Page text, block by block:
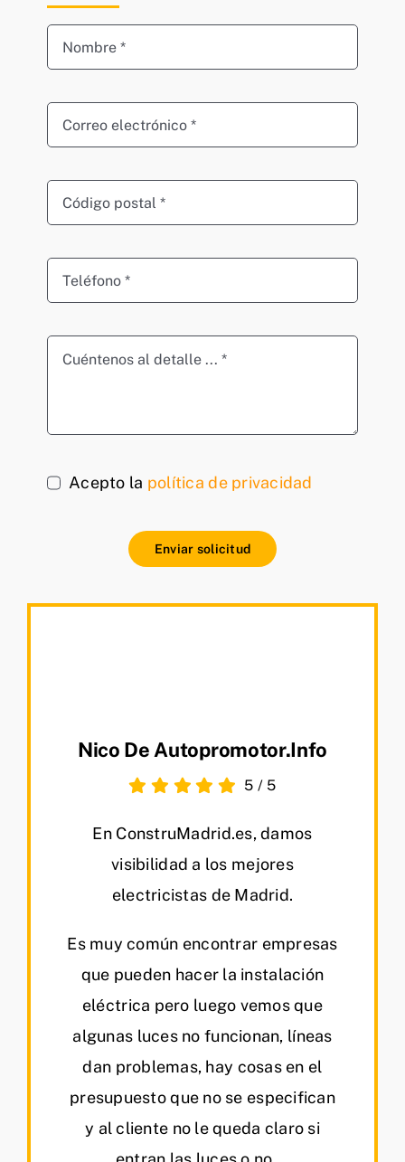
Acepto la política de privacidad
Enviar solicitud
Nico De Autopromotor.info
5 / 5
En ConstruMadrid.es, damos
visibilidad a los mejores
electricistas de Madrid.
Es muy común encontrar empresas
que pueden hacer la instalación
eléctrica pero luego vemos que
algunas luces no funcionan, líneas
dan problemas, hay cosas en el
presupuesto que no se especifican
y al cliente no le queda claro si